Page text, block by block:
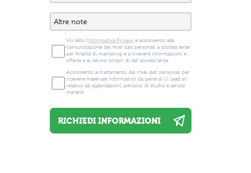
Ho letto l'Informativa Privacye acconsento alla
comunicazione dei miei dati personali a società terze
per finalità di marketing e a ricevere informazioni e
offerte e ai servizi propri di tali società terze
Acconsento al trattamento dei miei dati personali per
ricevere materiale informativo da parte di U Lead srl
relativo ad agevolazioni, percorsi di studio e servizi
inerenti